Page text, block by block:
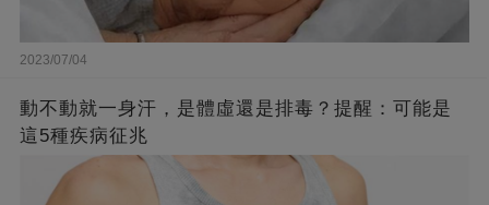
2023/07/04
動不動就一身汗，是體虛還是排毒？提醒：可能是
這5種疾病征兆